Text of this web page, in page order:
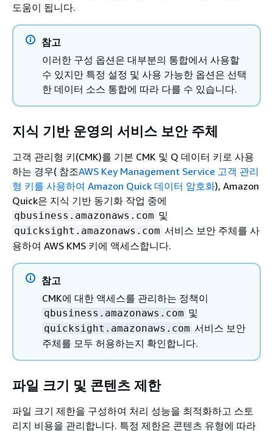
도움이 됩니다.
참고
이러한 구성 옵션은 대부분의 통합에서 사용할
수 있지만 특정 설정 및 사용 가능한 옵션은 선택
한 데이터 소스 통합에 따라 다를 수 있습니다.
지식 기반 운영의 서비스 보안 주체
고객 관리형 키(CMK)를 기본 CMK 및 Q 데이터 키로 사용
하는 경우( 참조AWS Key Management Service 고객 관리
형 키를 사용하여 Amazon Quick 데이터 암호화), Amazon
Quick은 지식 기반 동기화 작업 중에
qbusiness.amazonaws.com 및
quicksight.amazonaws.com 서비스 보안 주체를 사
용하여 AWS KMS 키에 액세스합니다.
참고
CMK에 대한 액세스를 관리하는 정책이
qbusiness.amazonaws.com 및
quicksight.amazonaws.com 서비스 보안
주체를 모두 허용하는지 확인합니다.
파일 크기 및 콘텐츠 제한
파일 크기 제한을 구성하여 처리 성능을 최적화하고 스토
리지 비용을 관리합니다. 특정 제한은 콘텐츠 유형에 따라